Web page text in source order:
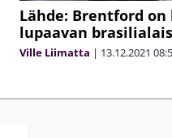
Lähde: Brentford
lupaavan
Ville Liimatta | 13.12.2021